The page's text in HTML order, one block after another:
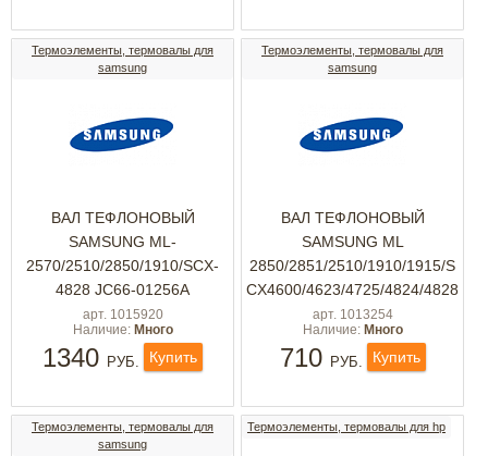
Термоэлементы, термовалы для
samsung
ВАЛ ТЕФЛОНОВЫЙ
SAMSUNG ML-
2570/2510/2850/1910/SCX-
4828 JC66-01256A
арт. 1015920
Наличие: Много
1340 РУБ. Купить
Термоэлементы, термовалы для
samsung
ВАЛ ТЕФЛОНОВЫЙ
SAMSUNG ML
2850/2851/2510/1910/1915/S
CX4600/4623/4725/4824/4828
арт. 1013254
Наличие: Много
710 РУБ. Купить
Термоэлементы, термовалы для
samsung
Термоэлементы, термовалы для hp